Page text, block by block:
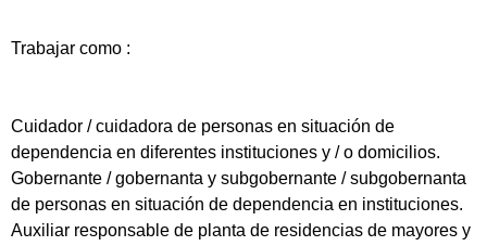
Trabajar como :
Cuidador / cuidadora de personas en situación de
dependencia en diferentes instituciones y / o domicilios.
Gobernante / gobernanta y subgobernante / subgobernanta
de personas en situación de dependencia en instituciones.
Auxiliar responsable de planta de residencias de mayores y